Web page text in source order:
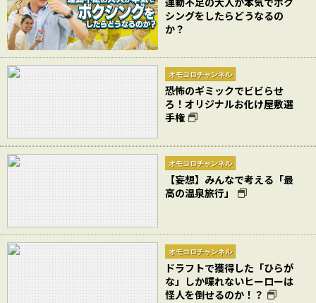
シングをしたらどうなるの
か？
オモコロチャンネル
恐怖のギミックでビビらせ
ろ！オリジナルお化け屋敷選
手権
オモコロチャンネル
【妄想】みんなで考える「最
高の温泉旅行」
オモコロチャンネル
ドラフトで獲得した「ひらが
な」しか喋れないヒーローは
怪人を倒せるのか！？